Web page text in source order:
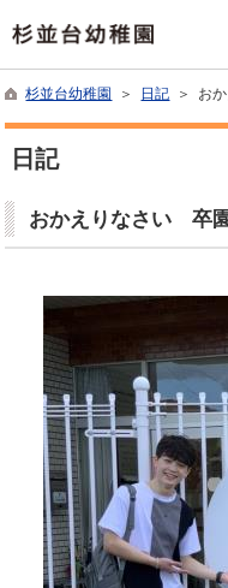
杉並台幼稚園 ＞ 日記 ＞ お
日記
おかえりなさい 卒